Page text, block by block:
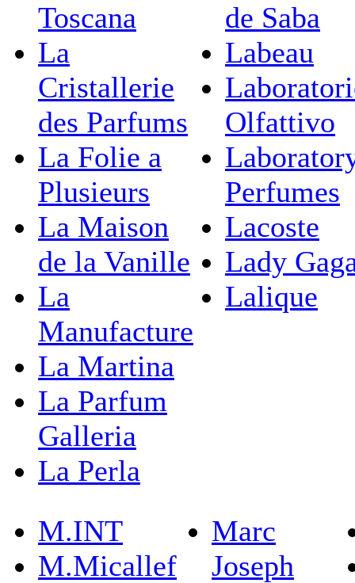
Toscana
La
Cristallerie
des Parfums
La Folie a
Plusieurs
La Maison
de la Vanille
La
Manufacture
La Martina
La Parfum
Galleria
La Perla
de Saba
Labeau
Olfattivo
Perfumes
Lacoste
Lady
Lalique
M.INT
M.Micallef
Marc
Joseph